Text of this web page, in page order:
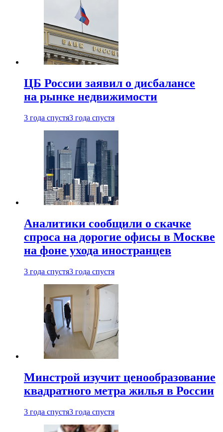
ЦБ России заявил о дисбалансе
на рынке недвижимости
3 года спустя3 года спустя
Аналитики сообщили о скачке
спроса на дорогие офисы в Москве
на фоне ухода иностранцев
3 года спустя3 года спустя
Минстрой изучит ценообразование
квадратного метра жилья в России
3 года спустя3 года спустя